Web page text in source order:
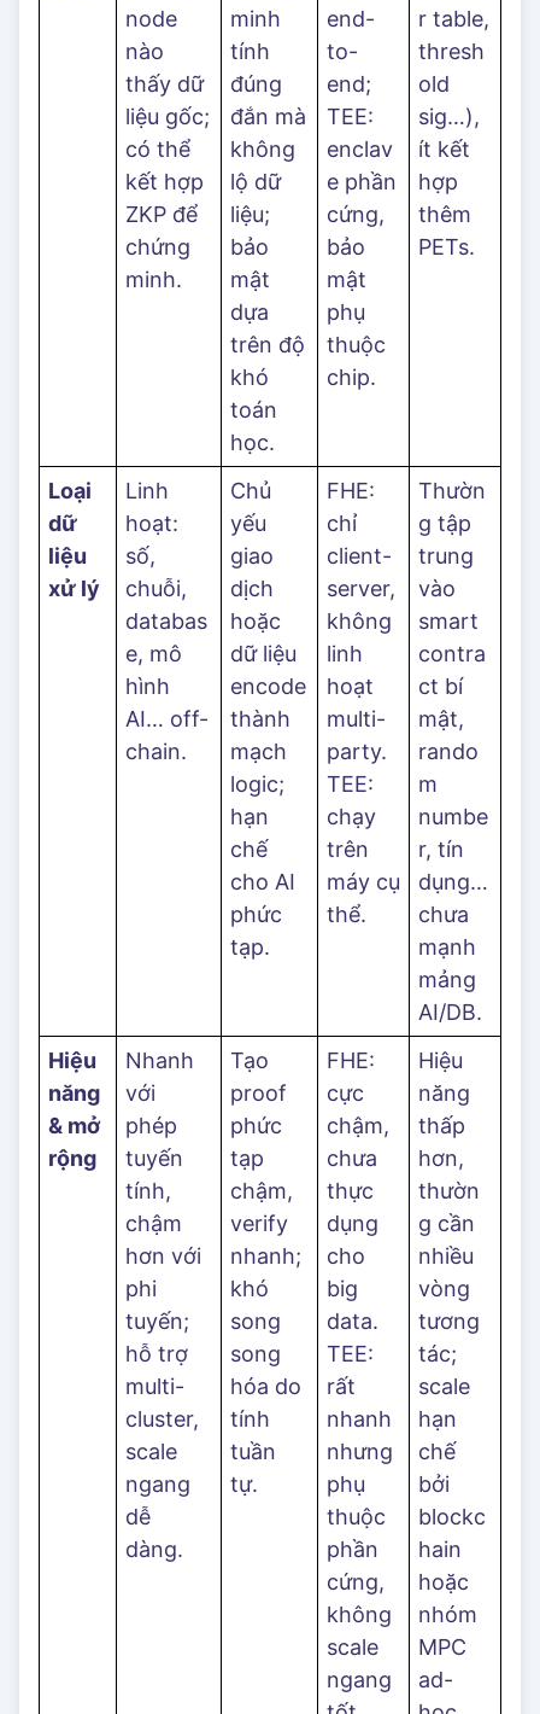
node
nào
thấy dữ
liệu gốc;
có thể
kết hợp
ZKP để
chứng
minh.
minh
tính
đúng
đắn mà
không
lộ dữ
liệu;
bảo
mật
dựa
trên độ
khó
toán
học.
end-
to-
end;
TEE:
enclav
e phần
cứng,
bảo
mật
phụ
thuộc
chip.
r table,
thresh
old
sig…),
ít kết
hợp
thêm
PETs.
Loại
dữ
liệu
xử lý
Linh
hoạt:
số,
chuỗi,
databas
e, mô
hình
AI… off-
chain.
Chủ
yếu
giao
dịch
hoặc
dữ liệu
encode
thành
mạch
logic;
hạn
chế
cho AI
phức
tạp.
FHE:
chỉ
client-
server,
không
linh
hoạt
multi-
party.
TEE:
chạy
trên
máy cụ
thể.
Thườn
g tập
trung
vào
smart
contra
ct bí
mật,
rando
m
numbe
r, tín
dụng…
chưa
mạnh
mảng
AI/DB.
Hiệu
năng
& mở
rộng
Nhanh
với
phép
tuyến
tính,
chậm
hơn với
phi
tuyến;
hỗ trợ
multi-
cluster,
scale
ngang
dễ
dàng.
Tạo
proof
phức
tạp
chậm,
verify
nhanh;
khó
song
song
hóa do
tính
tuần
tự.
FHE:
cực
chậm,
chưa
thực
dụng
cho
big
data.
TEE:
rất
nhanh
nhưng
phụ
thuộc
phần
cứng,
không
scale
ngang
Hiệu
năng
thấp
hơn,
thườn
g cần
nhiều
vòng
tương
tác;
scale
hạn
chế
bởi
blockc
hain
hoặc
nhóm
MPC
ad-